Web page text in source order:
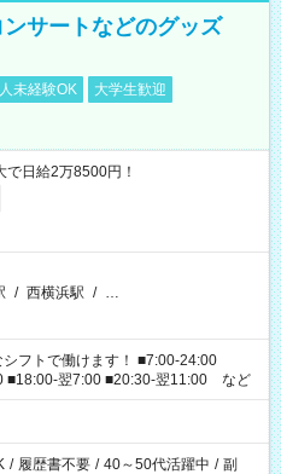
サートなどのグッズ
未経験OK
大学生歓迎
日給2万8500円！
/ 西横浜駅 / …
シフトで働けます！ ■7:00-24:00
■18:00-翌7:00 ■20:30-翌11:00 など
/ 履歴書不要 / 40～50代活躍中 / 副